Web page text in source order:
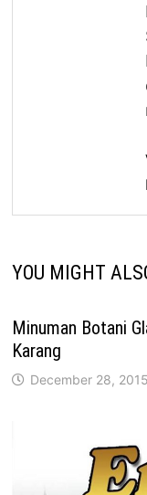
YOU MIGHT
Minuman Botani
Karang
December 28, 2015